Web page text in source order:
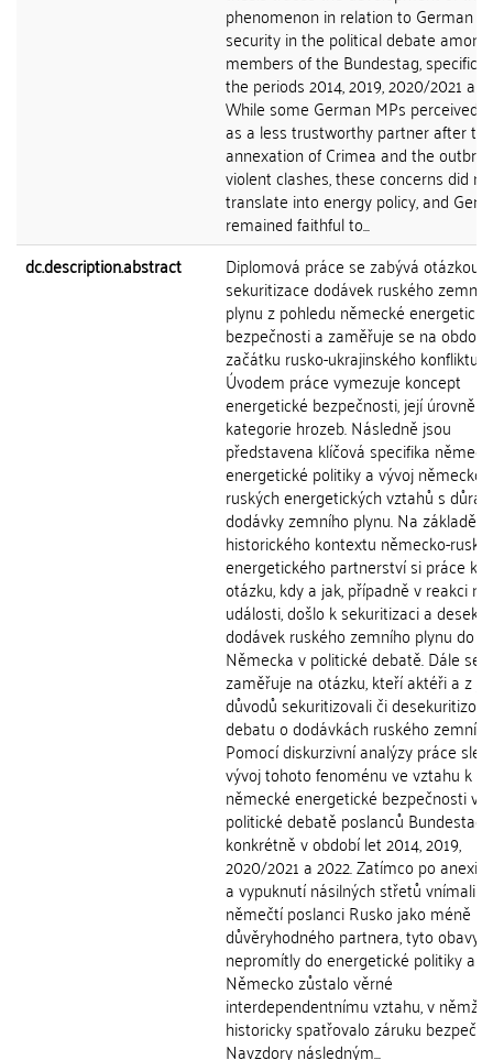
phenomenon in relation to German
security in the political debate among
members of the Bundestag,
the periods 2014, 2019, 2020/2021
While some German MPs perceived
as a less trustworthy partner after the
annexation of Crimea and the
violent clashes, these concerns did
translate into energy policy, and
remained faithful to...
dc.description.abstract
Diplomová práce se zabývá otázkou
sekuritizace dodávek ruského
plynu z pohledu německé energetické
bezpečnosti a zaměřuje se na
začátku rusko-ukrajinského konfliktu.
Úvodem práce vymezuje koncept
energetické bezpečnosti, její úrovně a
kategorie hrozeb. Následně jsou
představena klíčová specifika
energetické politiky a vývoj německo-
ruských energetických vztahů s
dodávky zemního plynu. Na základě
historického kontextu německo-
energetického partnerství si práce
otázku, kdy a jak, případně v reakci
události, došlo k sekuritizaci a
dodávek ruského zemního plynu do
Německa v politické debatě. Dále se
zaměřuje na otázku, kteří aktéři a z
důvodů sekuritizovali či
debatu o dodávkách ruského
Pomocí diskurzivní analýzy práce
vývoj tohoto fenoménu ve vztahu k
německé energetické bezpečnosti v
politické debatě poslanců
konkrétně v období let 2014, 2019,
2020/2021 a 2022. Zatímco po anexi
a vypuknutí násilných střetů vnímali
němečtí poslanci Rusko jako méně
důvěryhodného partnera, tyto obavy
nepromítly do energetické politiky a
Německo zůstalo věrné
interdependentnímu vztahu, v němž
historicky spatřovalo záruku
Navzdory následným...